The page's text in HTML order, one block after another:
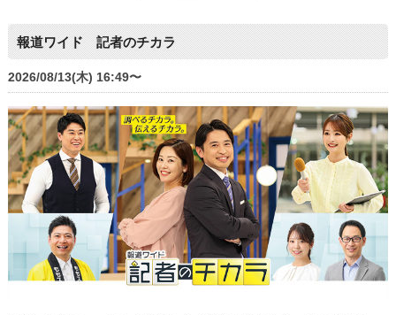
報道ワイド 記者のチカラ
2026/08/13(木) 16:49〜